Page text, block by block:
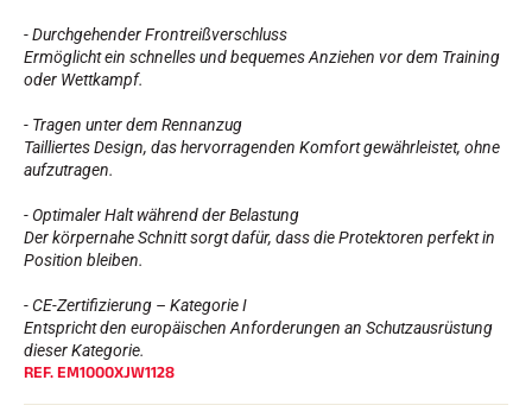
- Durchgehender Frontreißverschluss
Ermöglicht ein schnelles und bequemes Anziehen vor dem Training
oder Wettkampf.
- Tragen unter dem Rennanzug
Tailliertes Design, das hervorragenden Komfort gewährleistet, ohne
aufzutragen.
- Optimaler Halt während der Belastung
Der körpernahe Schnitt sorgt dafür, dass die Protektoren perfekt in
Position bleiben.
- CE-Zertifizierung – Kategorie I
Entspricht den europäischen Anforderungen an Schutzausrüstung
dieser Kategorie.
REF.EM1000XJW1128